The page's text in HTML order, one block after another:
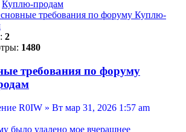
Куплю-продам
требования по форуму Куплю-
2
1480
требования по форуму
R0IW » Вт мар 31, 2026 1:57 am
было удалено мое вчерашнее